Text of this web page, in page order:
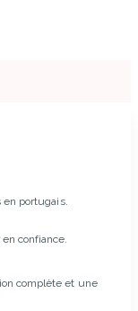
portugais.
confiance.
complète et une